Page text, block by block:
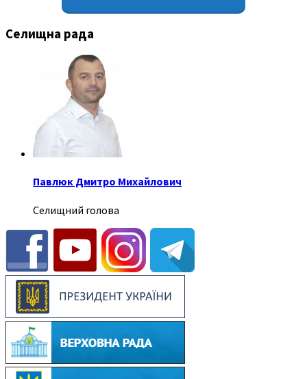
Селищна рада
Павлюк Дмитро Михайлович
Селищний голова